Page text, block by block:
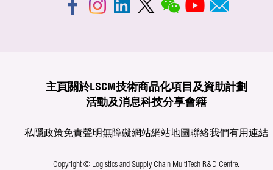
主頁 關於LSCM技術商品化項目及資助計劃
活動及消息科技分享會籍
私隱政策免責聲明無障礙網站網站地圖聯絡我們有用連結
Copyright © Logistics and Supply Chain MultiTech R&D Centre.